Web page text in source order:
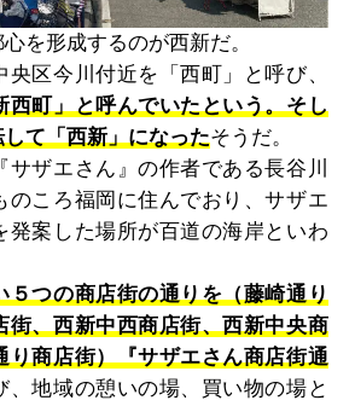
を形成するのが西新だ。
区今川付近を「西町」と呼び、
西町」と呼んでいたという。そし
て「西新」になったそうだ。
サザエさん』の作者である長谷川
のころ福岡に住んでおり、サザエ
発案した場所が百道の海岸といわ
５つの商店街の通りを（藤崎通り
街、西新中西商店街、西新中央商
り商店街）『サザエさん商店街通
、地域の憩いの場、買い物の場と